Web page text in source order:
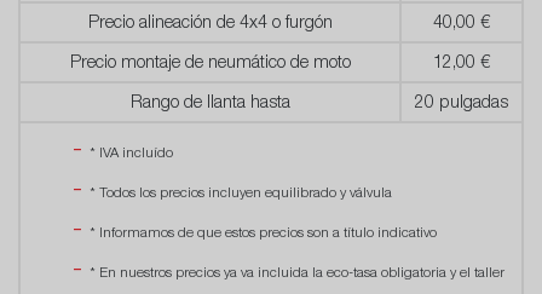
Precio alineación de 4x4 o furgón 40,00 €
Precio montaje de neumático de moto 12,00 €
Rango de llanta hasta 20 pulgadas
* IVA incluído
* Todos los precios incluyen equilibrado y válvula
* Informamos de que estos precios son a título indicativo
* En nuestros precios ya va incluida la eco-tasa obligatoria y el taller